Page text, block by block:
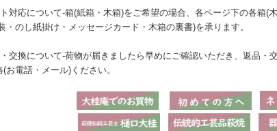
対応について-箱(紙箱・木箱)をご希望の場合、各ページ下の各箱(
・のし紙掛け・メッセージカード・木箱の裏書)を承ります。
交換について-荷物が届きましたら早めにご確認いただき、返品・
(お電話・メール)ください。